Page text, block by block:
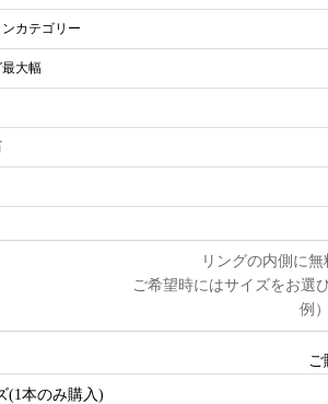
カテゴリー
最大幅
リングの内側に
ご希望時にはサイズをお選
例
ご
(1本のみ購入)